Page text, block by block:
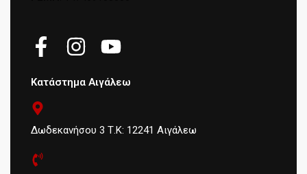
Κατάστημα Αιγάλεω
Δωδεκανήσου 3 Τ.Κ: 12241 Αιγάλεω